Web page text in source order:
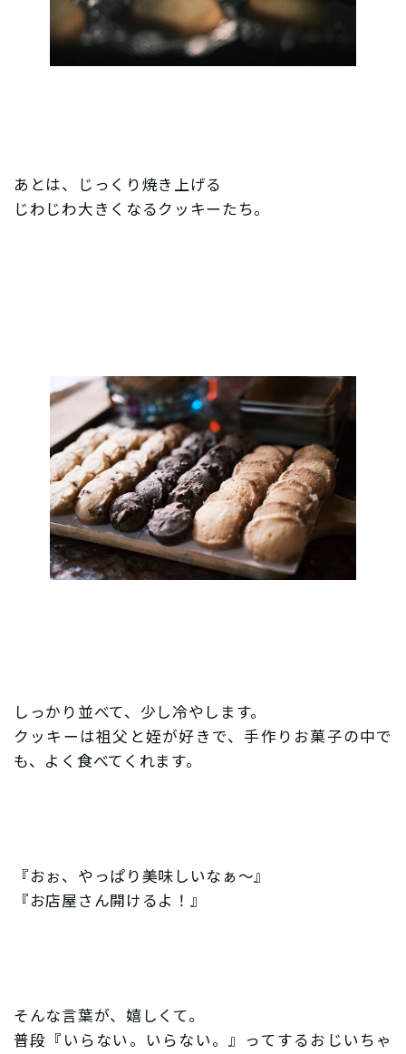
あとは、じっくり焼き上げる
じわじわ大きくなるクッキーたち。
しっかり並べて、少し冷やします。
クッキーは祖父と姪が好きで、手作りお菓子の中で
も、よく食べてくれます。
『おぉ、やっぱり美味しいなぁ〜』
『お店屋さん開けるよ！』
そんな言葉が、嬉しくて。
普段『いらない。いらない。』ってするおじいちゃ